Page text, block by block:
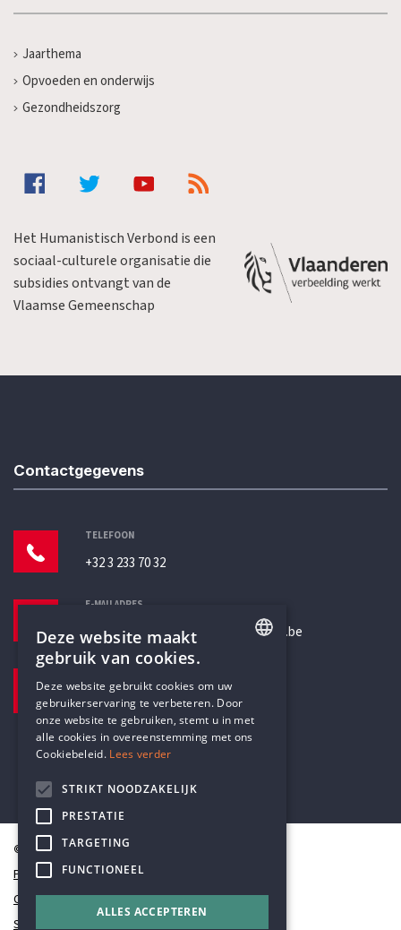
Jaarthema
Opvoeden en onderwijs
Gezondheidszorg
Het Humanistisch Verbond is een
sociaal-culturele organisatie die
subsidies ontvangt van de
Vlaamse Gemeenschap
Contactgegevens
TELEFOON
+32 3 233 70 32
E-MAILADRES
secretariaat@humanistischverbond.be
Pottenbrug 4
Antwerpen, 2000
© Humanistisch Verbond 2026
Privacy
Cookiestatement
Sitemap
DUTCH
Deze website maakt
gebruik van cookies.
Deze website gebruikt cookies om uw
gebruikerservaring te verbeteren. Door
onze website te gebruiken, stemt u in met
alle cookies in overeenstemming met ons
Cookiebeleid. Lees verder
STRIKT NOODZAKELIJK
PRESTATIE
TARGETING
FUNCTIONEEL
ALLES ACCEPTEREN